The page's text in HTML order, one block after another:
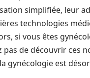
simplifiée, leur
technologies
si vous êtes
pas de découvrir ces
gynécologie est